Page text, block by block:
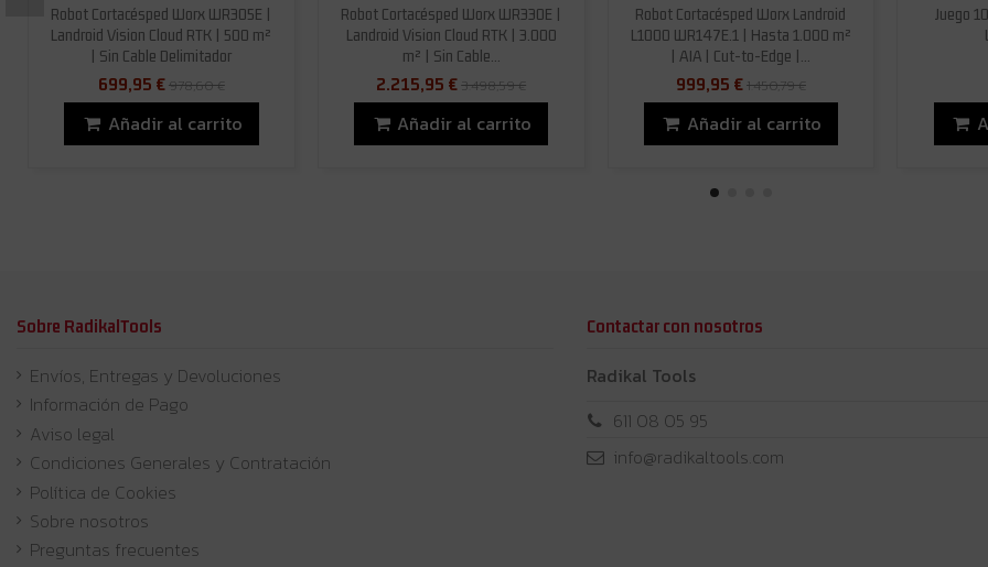
Robot Cortacésped Worx WR305E |
Landroid Vision Cloud RTK | 500 m²
| Sin Cable Delimitador
699,95 €978,60 €
Añadir al carrito
Robot Cortacésped Worx WR330E |
Landroid Vision Cloud RTK | 3.000
m² | Sin Cable...
2.215,95 €3.498,59 €
Añadir al carrito
Robot Cortacésped Worx Landroid
L1000 WR147E.1 | Hasta 1.000 m²
| AIA | Cut-to-Edge |...
999,95 €1.450,79 €
Añadir al carrito
Juego
Sobre RadikalTools
Envíos, Entregas y Devoluciones
Información de Pago
Aviso legal
Condiciones Generales y Contratación
Política de Cookies
Sobre nosotros
Preguntas frecuentes
Contactar con nosotros
Radikal Tools
611 08 05 95
info@radikaltools.com